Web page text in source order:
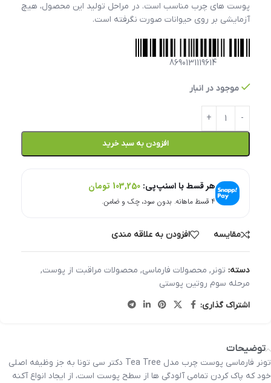
پوست های چرب مناسب است. در مراحل تولید این محصول، هیچ
آزمایشی بر روی حیوانات صورت نگرفته است.
8690131119614
موجود در انبار
افزودن به سبد خرید
هر قسط با اسنپ‌پی: 103,250 تومان
۴ قسط ماهانه. بدون سود، چک و ضامن.
مقایسه افزودن به علاقه مندی
دسته: تونر, محصولات فارماسی, محصولات مراقبت از پوست,
مرحله سوم روتین پوستی
اشتراک گذاری:
توضیحات
تونر فارماسی پوست چرب مدل Tea Tree دکتر سی تونا به جز وظیفه اصلی
خود که پاک کردن تمامی آلودگی ها از سطح پوست است، از ایجاد انواع آکنه